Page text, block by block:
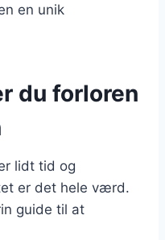
en unik
du forloren
lidt tid og
er det hele værd.
guide til at